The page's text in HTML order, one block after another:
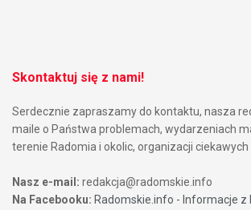
Skontaktuj się z nami!
Serdecznie zapraszamy do kontaktu, nasza
maile o Państwa problemach, wydarzeniach
terenie Radomia i okolic, organizacji
Nasz e-mail: redakcja@radomskie.info
Na Facebooku: Radomskie.info - Informacje z